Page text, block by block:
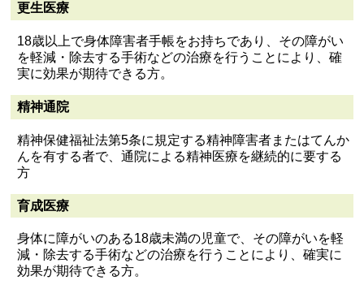
更生医療
18歳以上で身体障害者手帳をお持ちであり、その障がい
を軽減・除去する手術などの治療を行うことにより、確
実に効果が期待できる方。
精神通院
精神保健福祉法第5条に規定する精神障害者またはてんか
んを有する者で、通院による精神医療を継続的に要する
方
育成医療
身体に障がいのある18歳未満の児童で、その障がいを軽
減・除去する手術などの治療を行うことにより、確実に
効果が期待できる方。